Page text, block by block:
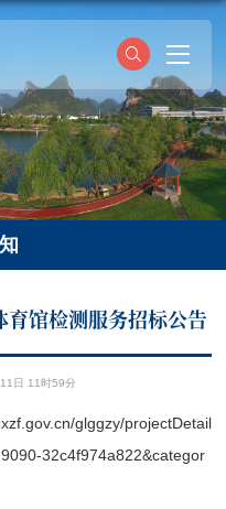
馆检测服务招标公告
日 11时59分
glggzy/projectDetail
32c4f974a822&categor